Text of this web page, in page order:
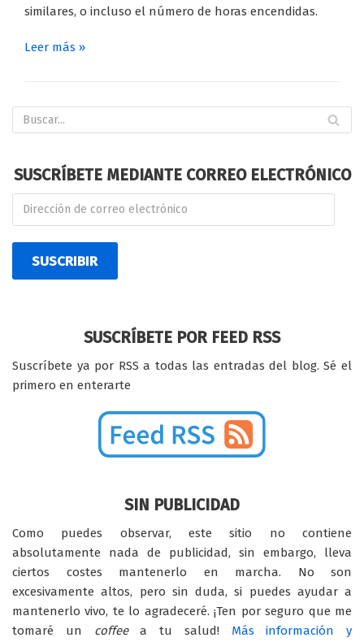
similares, o incluso el número de horas encendidas.
Leer más »
SUSCRÍBETE MEDIANTE CORREO ELECTRÓNICO
SUSCRIBIR
SUSCRÍBETE POR FEED RSS
Suscríbete ya por RSS a todas las entradas del blog. Sé el
primero en enterarte
SIN PUBLICIDAD
Como puedes observar, este sitio no contiene
absolutamente nada de publicidad, sin embargo, lleva
ciertos costes mantenerlo en marcha. No son
excesivamente altos, pero sin duda, si puedes ayudar a
mantenerlo vivo, te lo agradeceré. ¡Ten por seguro que me
tomaré un coffeea tu salud! Más información y